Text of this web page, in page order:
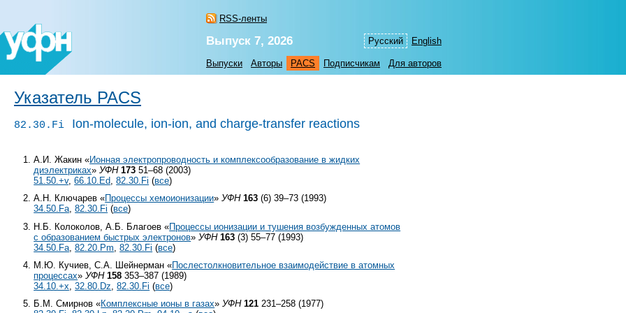
RSS-ленты
Русский English
Выпуск 7, 2026
Выпуски Авторы PACS Подписчикам Для авторов
Указатель PACS
82.30.Fi Ion-molecule, ion-ion, and charge-transfer reactions
А.И. Жакин «Ионная электропроводность и комплексообразование в жидких
диэлектриках»УФН 173 51–68 (2003)
51.50.+v,66.10.Ed,82.30.Fi (все)
А.Н. Ключарев «Процессы хемоионизации»УФН 163 (6) 39–73 (1993)
34.50.Fa,82.30.Fi (все)
Н.Б. Колоколов, А.Б. Благоев «Процессы ионизации и тушения возбужденных атомов
с образованием быстрых электронов»УФН 163 (3) 55–77 (1993)
34.50.Fa ,82.20.Pm ,82.30.Fi (все)
М.Ю. Кучиев, С.А. Шейнерман «Послестолкновительное взаимодействие в атомных
процессах»УФН 158 353–387 (1989)
34.10.+x ,32.80.Dz ,82.30.Fi (все)
Б.М. Смирнов «Комплексные ионы в газах»УФН 121 231–258 (1977)